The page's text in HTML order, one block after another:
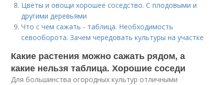
Цветы и овощи хорошее соседство. С плодовыми и
другими деревьями
Что с чем сажать - таблица. Необходимость
севооборота. Зачем чередовать культуры на участке
Какие растения можно сажать рядом, а
какие нельзя таблица. Хорошие соседи
Для большинства огородных культур отличными